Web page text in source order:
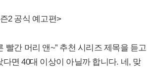
2 공식 예고편>
빨간 머리 앤~” 추천 시리즈 제목을 듣고
다면 40대 이상이 아닐까 합니다. 네, 맞